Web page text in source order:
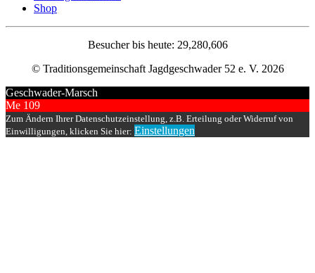
Shop
Besucher bis heute: 29,280,606
© Traditionsgemeinschaft Jagdgeschwader 52 e. V. 2026
Geschwader-Marsch
Me 109
Zum Ändern Ihrer Datenschutzeinstellung, z.B. Erteilung oder Widerruf von
Einwilligungen, klicken Sie hier: Einstellungen